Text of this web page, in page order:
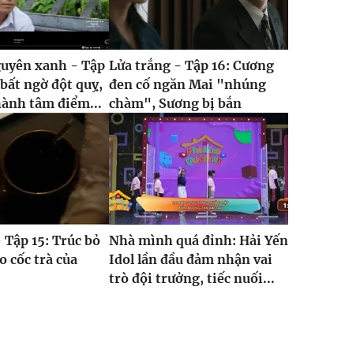
xanh - Tập
ngờ đột quỵ,
tâm điểm...
Lửa trắng - Tập 16: Cương
đen cố ngăn Mai "nhúng
chàm", Sương bị bắn
15: Trúc bỏ
cốc trà của
Nhà mình quá đỉnh: Hải Yến
Idol lần đầu đảm nhận vai
trò đội trưởng, tiếc nuối...